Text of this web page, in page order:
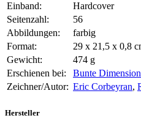
Einband:
Hardcover
Seitenzahl:
56
Abbildungen:
farbig
Format:
29 x 21,5 x 0,8
Gewicht:
474 g
Erschienen bei:
Bunte
Zeichner/Autor: Eric Corbeyran,
Hersteller